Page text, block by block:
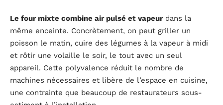
Le four mixte combine air pulsé et vapeurdans la
même enceinte. Concrètement, on peut griller un
poisson le matin, cuire des légumes à la vapeur à midi
et rôtir une volaille le soir, le tout avec un seul
appareil. Cette polyvalence réduit le nombre de
machines nécessaires et libère de l’espace en cuisine,
une contrainte que beaucoup de restaurateurs sous-